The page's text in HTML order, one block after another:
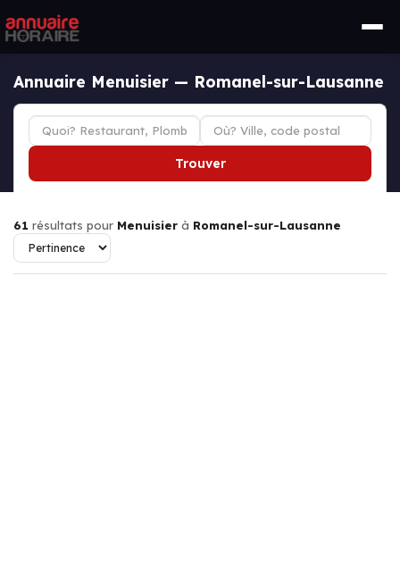
Annuaire Menuisier — Romanel-sur-Lausanne
Trouver
61 résultats pour Menuisier à Romanel-sur-Lausanne